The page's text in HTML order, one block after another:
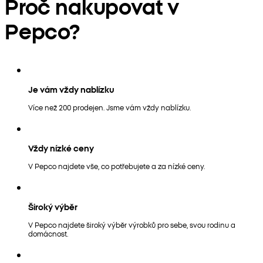
Pepco?
Je vám vždy nablízku
Více než 200 prodejen. Jsme vám vždy nablízku.
Vždy nízké ceny
V Pepco najdete vše, co potřebujete a za nízké ceny.
Široký výběr
V Pepco najdete široký výběr výrobků pro sebe, svou rodinu a
domácnost.